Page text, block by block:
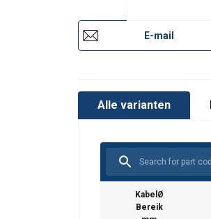
E-mail
Alle varianten
KabelØ
Bereik
Materiaal:
Afwerking:
Norm:
Opmerking: